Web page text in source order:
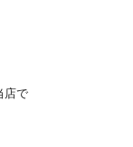
店で